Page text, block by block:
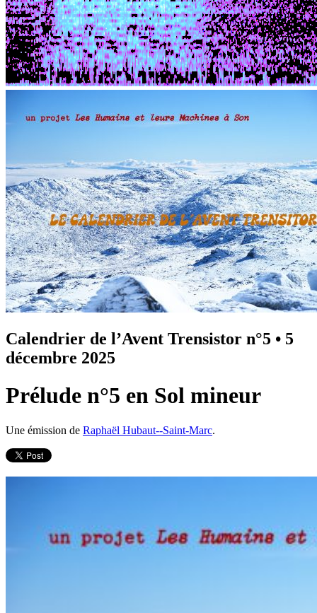
Calendrier de l’Avent Trensistor n°5 • 5
décembre 2025
Prélude n°5 en Sol mineur
Une émission de Raphaël Hubaut--Saint-Marc.